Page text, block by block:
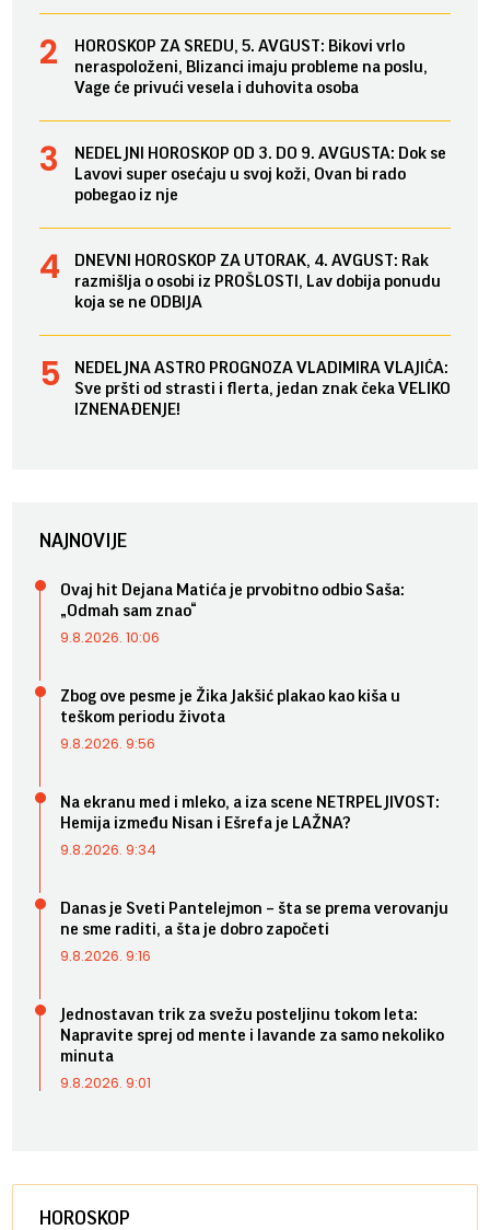
HOROSKOP ZA SREDU, 5. AVGUST: Bikovi vrlo
neraspoloženi, Blizanci imaju probleme na poslu,
Vage će privući vesela i duhovita osoba
NEDELJNI HOROSKOP OD 3. DO 9. AVGUSTA: Dok se
Lavovi super osećaju u svoj koži, Ovan bi rado
pobegao iz nje
DNEVNI HOROSKOP ZA UTORAK, 4. AVGUST: Rak
razmišlja o osobi iz PROŠLOSTI, Lav dobija ponudu
koja se ne ODBIJA
NEDELJNA ASTRO PROGNOZA VLADIMIRA VLAJIĆA:
Sve pršti od strasti i flerta, jedan znak čeka VELIKO
IZNENAĐENJE!
NAJNOVIJE
Ovaj hit Dejana Matića je prvobitno odbio Saša:
„Odmah sam znao“
9.8.2026. 10:06
Zbog ove pesme je Žika Jakšić plakao kao kiša u
teškom periodu života
9.8.2026. 9:56
Na ekranu med i mleko, a iza scene NETRPELJIVOST:
Hemija između Nisan i Ešrefa je LAŽNA?
9.8.2026. 9:34
Danas je Sveti Pantelejmon – šta se prema verovanju
ne sme raditi, a šta je dobro započeti
9.8.2026. 9:16
Jednostavan trik za svežu posteljinu tokom leta:
Napravite sprej od mente i lavande za samo nekoliko
minuta
9.8.2026. 9:01
HOROSKOP